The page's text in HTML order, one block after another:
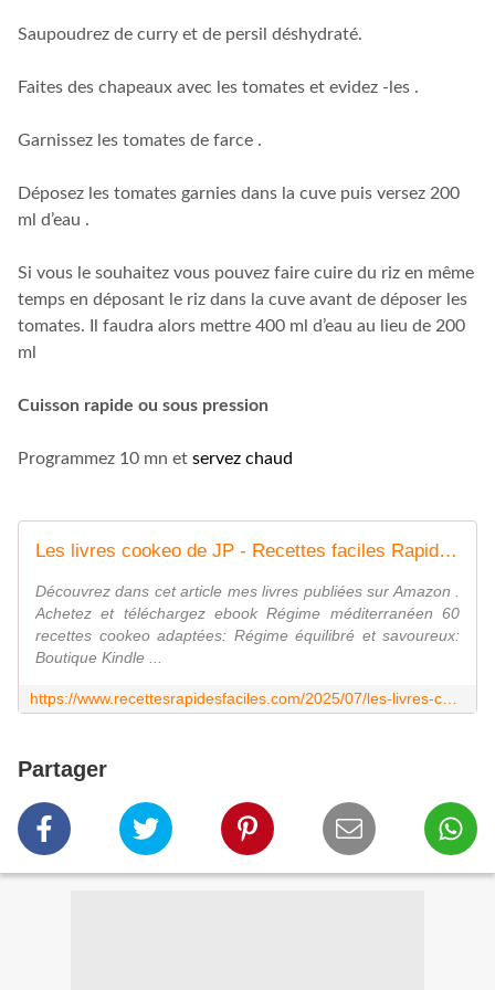
Saupoudrez de curry et de persil déshydraté.
Faites des chapeaux avec les tomates et evidez -les .
Garnissez les tomates de farce .
Déposez les tomates garnies dans la cuve puis versez 200
ml d’eau .
Si vous le souhaitez vous pouvez faire cuire du riz en même
temps en déposant le riz dans la cuve avant de déposer les
tomates. Il faudra alors mettre 400 ml d’eau au lieu de 200
ml
Cuisson rapide ou sous pression
Programmez 10 mn et servez chaud
Les livres cookeo de JP - Recettes faciles Rapides au Cookeo et autres robots ou sans
Découvrez dans cet article mes livres publiées sur Amazon .
Achetez et téléchargez ebook Régime méditerranéen 60
recettes cookeo adaptées: Régime équilibré et savoureux:
Boutique Kindle ...
Partager